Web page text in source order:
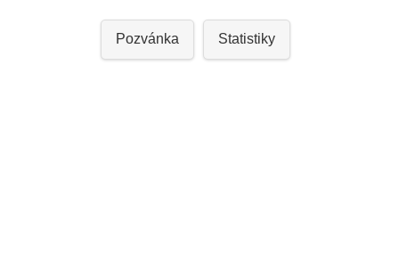
Pozvánka Statistiky